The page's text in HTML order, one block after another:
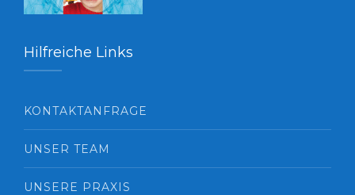
Hilfreiche Links
KONTAKTANFRAGE
UNSER TEAM
UNSERE PRAXIS